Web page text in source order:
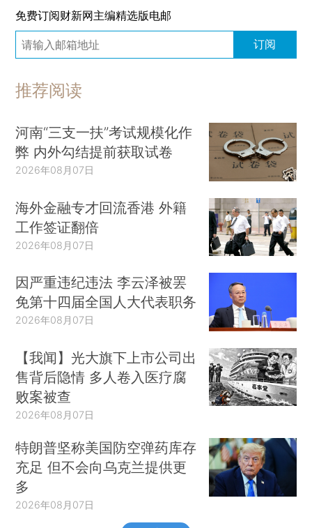
免费订阅财新网主编精选版电邮
订阅
推荐阅读
河南“三支一扶”考试规模化作
弊 内外勾结提前获取试卷
2026年08月07日
海外金融专才回流香港 外籍
工作签证翻倍
2026年08月07日
因严重违纪违法 李云泽被罢
免第十四届全国人大代表职务
2026年08月07日
【我闻】光大旗下上市公司出
售背后隐情 多人卷入医疗腐
败案被查
2026年08月07日
特朗普坚称美国防空弹药库存
充足 但不会向乌克兰提供更
多
2026年08月07日